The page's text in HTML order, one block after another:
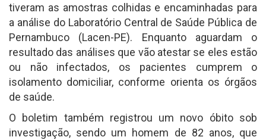
tiveram as amostras colhidas e encaminhadas para
a análise do Laboratório Central de Saúde Pública de
Pernambuco (Lacen-PE). Enquanto aguardam o
resultado das análises que vão atestar se eles estão
ou não infectados, os pacientes cumprem o
isolamento domiciliar, conforme orienta os órgãos
de saúde.
O boletim também registrou um novo óbito sob
investigação, sendo um homem de 82 anos, que